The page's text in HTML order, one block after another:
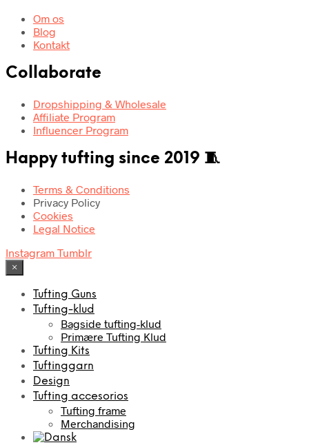
Om os
Blog
Kontakt
Collaborate
Dropshipping & Wholesale
Affiliate Program
Influencer Program
Happy tufting since 2019 🧵
Terms & Conditions
Privacy Policy
Cookies
Legal Notice
Instagram Tumblr
×
Tufting Guns
Tufting-klud
Bagside tufting-klud
Primære Tufting Klud
Tufting Kits
Tuftinggarn
Design
Tufting accesorios
Tufting frame
Merchandising